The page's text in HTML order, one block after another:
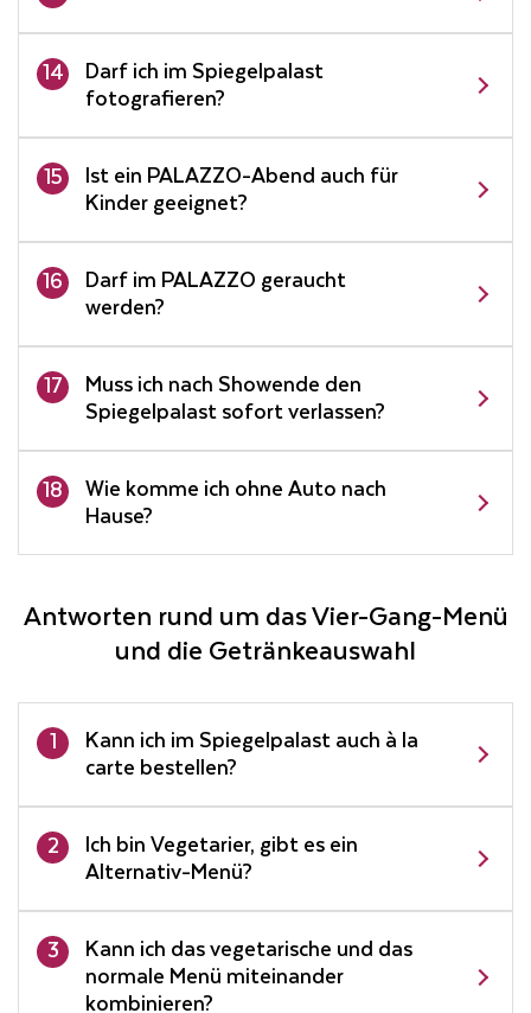
14
Darf ich im Spiegelpalast
fotografieren?
15
Ist ein PALAZZO-Abend auch für
Kinder geeignet?
16
Darf im PALAZZO geraucht
werden?
17
Muss ich nach Showende den
Spiegelpalast sofort verlassen?
18
Wie komme ich ohne Auto nach
Hause?
Antworten rund um das Vier-Gang-Menü
und die Getränkeauswahl
1
Kann ich im Spiegelpalast auch à la
carte bestellen?
2
Ich bin Vegetarier, gibt es ein
Alternativ-Menü?
3
Kann ich das vegetarische und das
normale Menü miteinander
kombinieren?